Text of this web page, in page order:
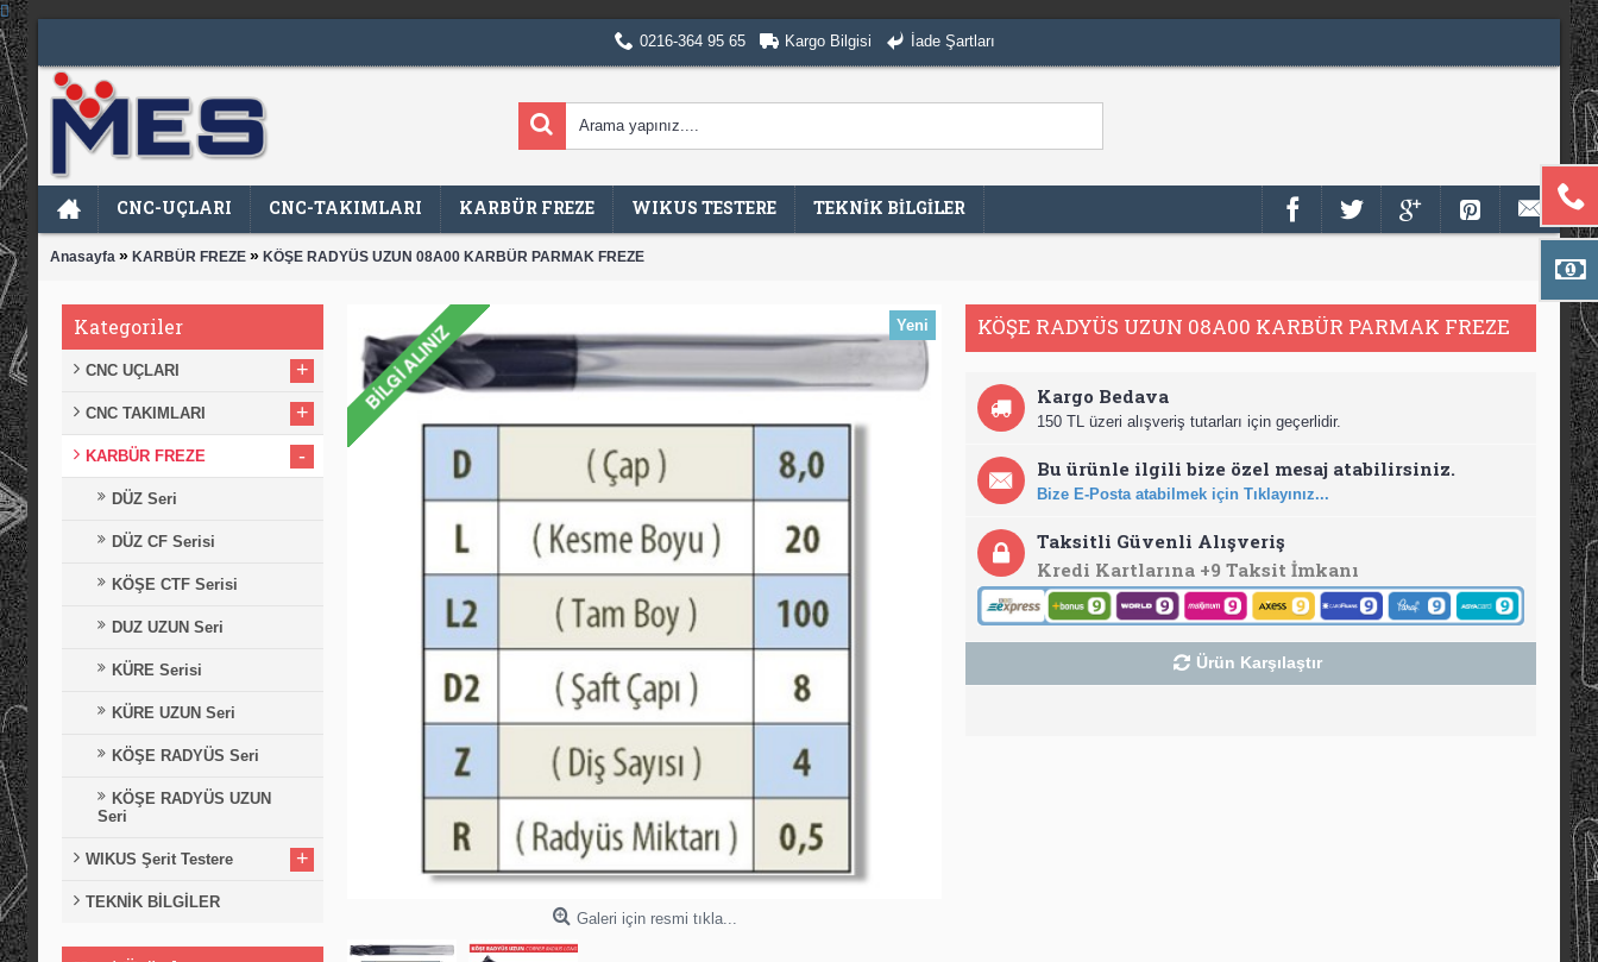
0216-364 95 65 Kargo Bilgisi İade Şartları
CNC-UÇLARI CNC-TAKIMLARI KARBÜR FREZE WIKUS TESTERE TEKNİK BİLGİLER
Anasayfa » KARBÜR FREZE » KÖŞE RADYÜS UZUN 08A00 KARBÜR PARMAK FREZE
Kategoriler
CNC UÇLARI +
CNC TAKIMLARI +
KARBÜR FREZE -
DÜZ Seri
DÜZ CF Serisi
KÖŞE CTF Serisi
DUZ UZUN Seri
KÜRE Serisi
KÜRE UZUN Seri
KÖŞE RADYÜS Seri
KÖŞE RADYÜS UZUN
Seri
WIKUS Şerit Testere +
TEKNİK BİLGİLER
Yeni
Galeri için resmi tıkla...
KÖŞE RADYÜS UZUN 08A00 KARBÜR PARMAK FREZE
Kargo Bedava
150 TL üzeri alışveriş tutarları için geçerlidir.
Bu ürünle ilgili bize özel mesaj atabilirsiniz.
Bize E-Posta atabilmek için Tıklayınız...
Taksitli Güvenli Alışveriş
Kredi Kartlarına +9 Taksit İmkanı
Ürün Karşılaştır